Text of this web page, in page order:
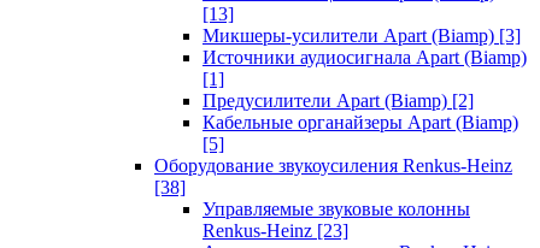
[13]
Микшеры-усилители Apart (Biamp) [3]
Источники аудиосигнала Apart (Biamp)
[1]
Предусилители Apart (Biamp) [2]
Кабельные органайзеры Apart (Biamp)
[5]
Оборудование звукоусиления Renkus-Heinz
[38]
Управляемые звуковые колонны
Renkus-Heinz [23]